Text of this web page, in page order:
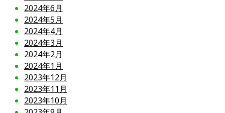
2024年6月
2024年5月
2024年4月
2024年3月
2024年2月
2024年1月
2023年12月
2023年11月
2023年10月